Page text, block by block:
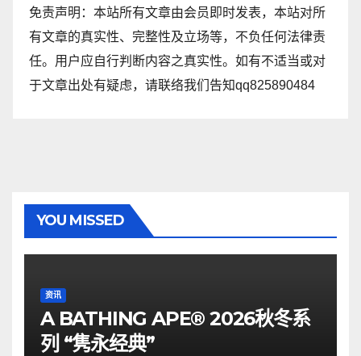
免责声明：本站所有文章由会员即时发表，本站对所
有文章的真实性、完整性及立场等，不负任何法律责
任。用户应自行判断内容之真实性。如有不适当或对
于文章出处有疑虑，请联络我们告知qq825890484
YOU MISSED
资讯
A BATHING APE® 2026秋冬系
列 “隽永经典”